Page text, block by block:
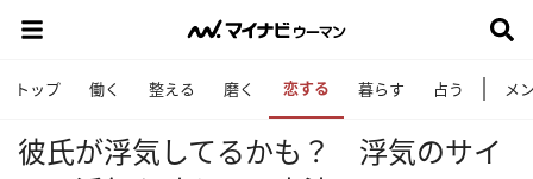
トップ 働く 整える 磨く 恋する 暮らす 占う メ
彼氏が浮気してるかも？ 浮気のサイ